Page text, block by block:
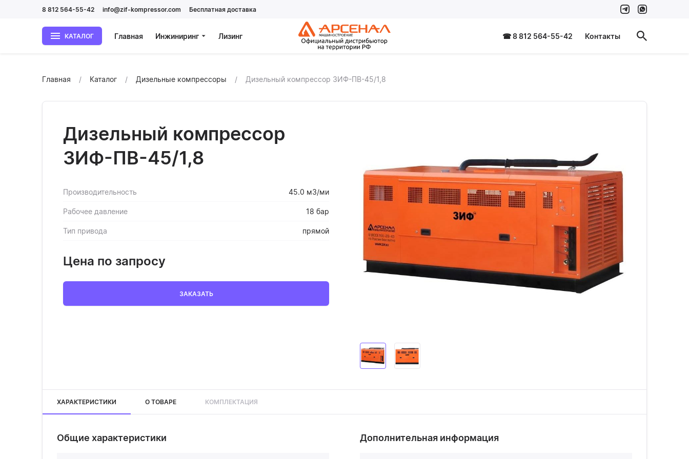
8 812 564-55-42 info@zif-kompressor.com Бесплатная доставка
КАТАЛОГ Главная Инжиниринг Лизинг ☎ 8 812 564-55-42 Контакты
Главная Каталог Дизельные компрессоры Дизельный компрессор ЗИФ-ПВ-45/1,8
Дизельный компрессор
ЗИФ-ПВ-45/1,8
Производительность 45.0 м3/ми
Рабочее давление 18 бар
Тип привода прямой
Цена по запросу
ЗАКАЗАТЬ
ХАРАКТЕРИСТИКИ О ТОВАРЕ КОМПЛЕКТАЦИЯ
Общие характеристики Дополнительная информация